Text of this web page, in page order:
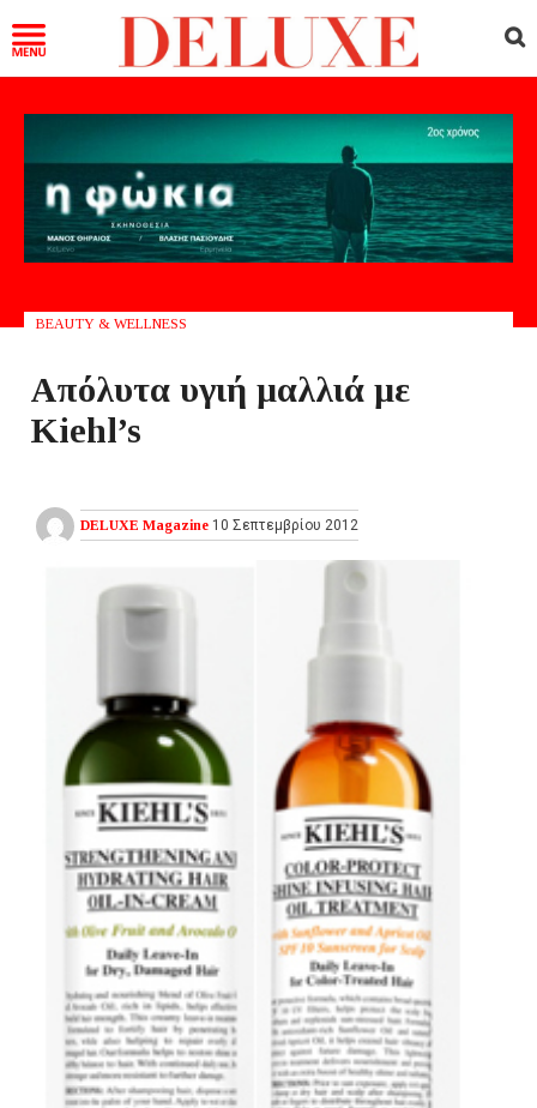
BEAUTY & WELLNESS
Απόλυτα υγιή μαλλιά με
Kiehl’s
DELUXE Magazine 10 Σεπτεμβρίου 2012